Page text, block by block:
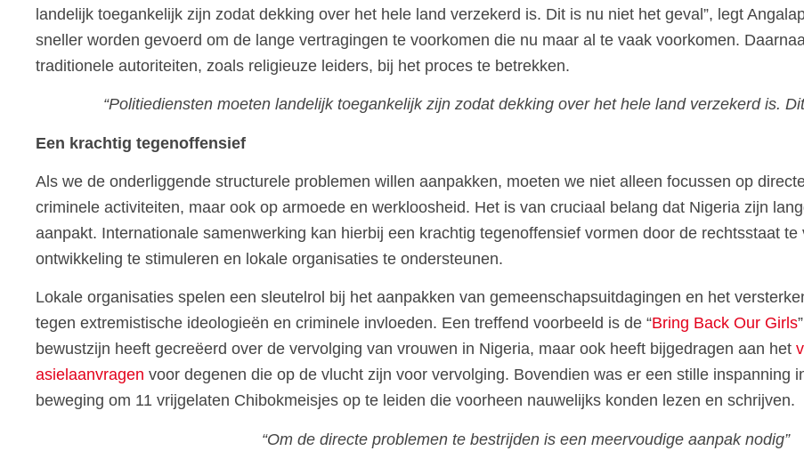
landelijk toegankelijk zijn zodat dekking over het hele land verzekerd is. Dit is nu niet het geval”, legt
sneller worden gevoerd om de lange vertragingen te voorkomen die nu maar al te vaak voorkomen.
traditionele autoriteiten, zoals religieuze leiders, bij het proces te betrekken.
“Politiediensten moeten landelijk toegankelijk zijn zodat dekking over het hele land verzekerd is.
Een krachtig tegenoffensief
Als we de onderliggende structurele problemen willen aanpakken, moeten we niet alleen focussen op
criminele activiteiten, maar ook op armoede en werkloosheid. Het is van cruciaal belang dat Nigeria zijn
aanpakt. Internationale samenwerking kan hierbij een krachtig tegenoffensief vormen door de rechtsstaat
ontwikkeling te stimuleren en lokale organisaties te ondersteunen.
Lokale organisaties spelen een sleutelrol bij het aanpakken van gemeenschapsuitdagingen en het
tegen extremistische ideologieën en criminele invloeden. Een treffend voorbeeld is de “Bring Back Our Girls
bewustzijn heeft gecreëerd over de vervolging van vrouwen in Nigeria, maar ook heeft bijgedragen aan het
asielaanvragen voor degenen die op de vlucht zijn voor vervolging. Bovendien was er een stille inspanning
beweging om 11 vrijgelaten Chibokmeisjes op te leiden die voorheen nauwelijks konden lezen en schrijven.
“Om de directe problemen te bestrijden is een meervoudige aanpak nodig”